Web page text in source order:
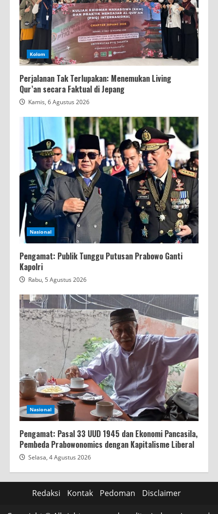
Kolom
Perjalanan Tak Terlupakan: Menemukan Living
Qur’an secara Faktual di Jepang
Kamis, 6 Agustus 2026
Nasional
Pengamat: Publik Tunggu Putusan Prabowo Ganti
Kapolri
Rabu, 5 Agustus 2026
Nasional
Pengamat: Pasal 33 UUD 1945 dan Ekonomi Pancasila,
Pembeda Prabowonomics dengan Kapitalisme Liberal
Selasa, 4 Agustus 2026
Redaksi Kontak Pedoman Disclaimer